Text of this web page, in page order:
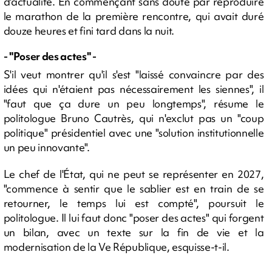
le marathon de la première rencontre, qui avait duré
douze heures et fini tard dans la nuit.
- "Poser des actes" -
S'il veut montrer qu'il s'est "laissé convaincre par des
idées qui n'étaient pas nécessairement les siennes", il
"faut que ça dure un peu longtemps", résume le
politologue Bruno Cautrès, qui n'exclut pas un "coup
politique" présidentiel avec une "solution institutionnelle
un peu innovante".
Le chef de l'État, qui ne peut se représenter en 2027,
"commence à sentir que le sablier est en train de se
retourner, le temps lui est compté", poursuit le
politologue. Il lui faut donc "poser des actes" qui forgent
un bilan, avec un texte sur la fin de vie et la
modernisation de la Ve République, esquisse-t-il.